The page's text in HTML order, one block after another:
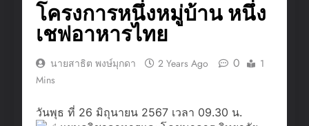
โครงการหนึ่งหมู่บ้าน หนึ่ง
เชฟอาหารไทย
นายสาธิต พงษ์มุกดา 2 Years Ago 0
1
Mins
วันพุธ ที่ 26 มิถุนายน 2567 เวลา 09.30 น.